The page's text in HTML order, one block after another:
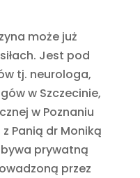
może już
Jest pod
tj. neurologa,
w Szczecinie,
w Poznaniu
Panią dr Moniką
prywatną
przez